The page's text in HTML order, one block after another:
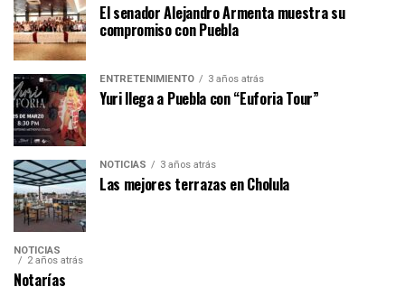
El senador Alejandro Armenta muestra su
compromiso con Puebla
ENTRETENIMIENTO 3 años atrás
Yuri llega a Puebla con “Euforia Tour”
NOTICIAS 3 años atrás
Las mejores terrazas en Cholula
NOTICIAS
2 años atrás
Notarías